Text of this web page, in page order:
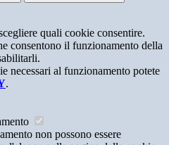
quali cookie consentire.
consentono il funzionamento della
necessari al funzionamento potete
.
non possono essere